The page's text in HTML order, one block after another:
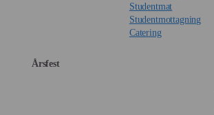
Studentmat
Studentmottagning
Catering
Årsfest